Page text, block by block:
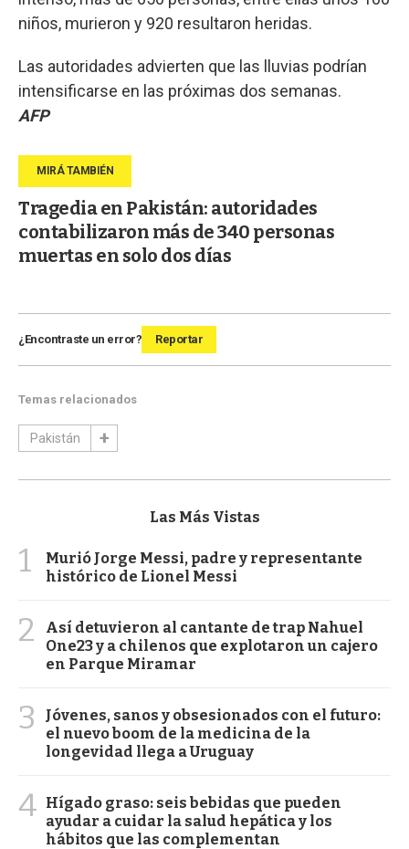
niños, murieron y 920 resultaron heridas.
Las autoridades advierten que las lluvias podrían
intensificarse en las próximas dos semanas.
AFP
Tragedia en Pakistán: autoridades
contabilizaron más de 340 personas
muertas en solo dos días
¿Encontraste un error? Reportar
Temas relacionados
Pakistán
Las Más Vistas
1
Murió Jorge Messi, padre y representante
histórico de Lionel Messi
2
Así detuvieron al cantante de trap Nahuel
One23 y a chilenos que explotaron un cajero
en Parque Miramar
3
Jóvenes, sanos y obsesionados con el futuro:
el nuevo boom de la medicina de la
longevidad llega a Uruguay
4 Hígado graso: seis bebidas que pueden
ayudar a cuidar la salud hepática y los
hábitos que las complementan